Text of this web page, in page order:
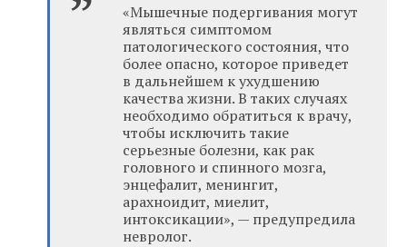
«Мышечные подергивания могут
являться симптомом
патологического состояния, что
более опасно, которое приведет
в дальнейшем к ухудшению
качества жизни. В таких случаях
необходимо обратиться к врачу,
чтобы исключить такие
серьезные болезни, как рак
головного и спинного мозга,
энцефалит, менингит,
арахноидит, миелит,
интоксикации», — предупредила
невролог.